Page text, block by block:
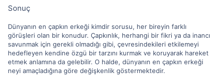
Sonuç
Dünyanın en çapkın erkeği kimdir sorusu, her bireyin farklı
görüşleri olan bir konudur. Çapkınlık, herhangi bir fikri ya da inancı
savunmak için gerekli olmadığı gibi, çevresindekileri etkilemeyi
hedefleyen kendine özgü bir tarzını kurmak ve koruyarak hareket
etmek anlamına da gelebilir. O halde, dünyanın en çapkın erkeği
neyi amaçladığına göre değişkenlik göstermektedir.